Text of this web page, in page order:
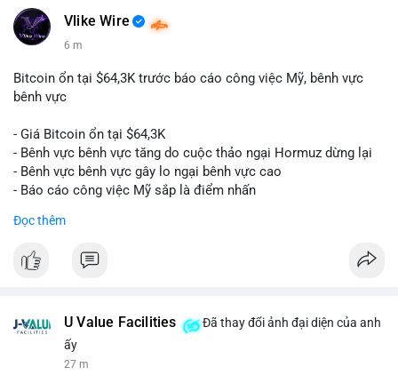
Vlike Wire
6 m
Bitcoin ổn tại $64,3K trước báo cáo công việc Mỹ, bênh vực
bênh vực
- Giá Bitcoin ổn tại $64,3K
- Bênh vực bênh vực tăng do cuộc thảo ngại Hormuz dừng lại
- Bênh vực bênh vực gây lo ngại bênh vực cao
- Báo cáo công việc Mỹ sắp là điểm nhấn
$btc#btc
#vlikevn #titanbot
Đọc thêm
U Value Facilities
Đã thay đổi ảnh đại diện của anh
ấy
27 m